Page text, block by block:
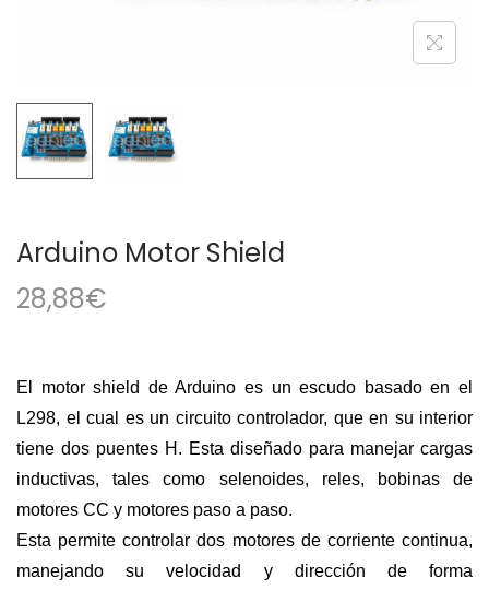
Arduino Motor Shield
28,88€
El motor shield de Arduino es un escudo basado en el
L298, el cual es un circuito controlador, que en su interior
tiene dos puentes H. Esta diseñado para manejar cargas
inductivas, tales como selenoides, reles, bobinas de
motores CC y motores paso a paso.
Esta permite controlar dos motores de corriente continua,
manejando su velocidad y dirección de forma